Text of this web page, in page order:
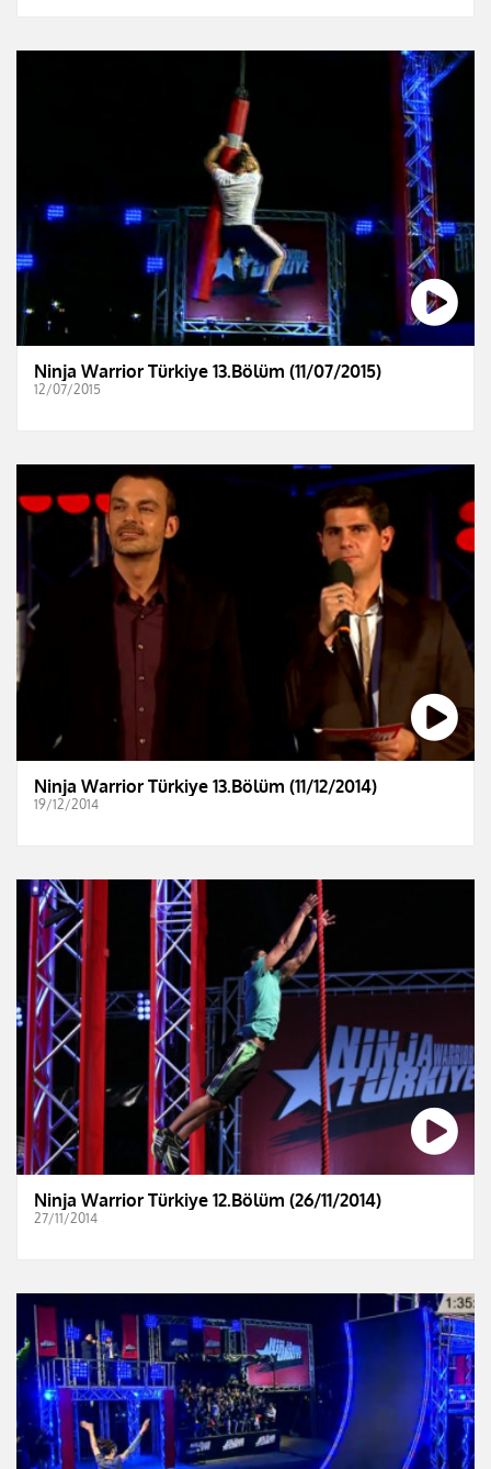
Ninja Warrior Türkiye 13.Bölüm (11/07/2015)
12/07/2015
Ninja Warrior Türkiye 13.Bölüm (11/12/2014)
19/12/2014
Ninja Warrior Türkiye 12.Bölüm (26/11/2014)
27/11/2014